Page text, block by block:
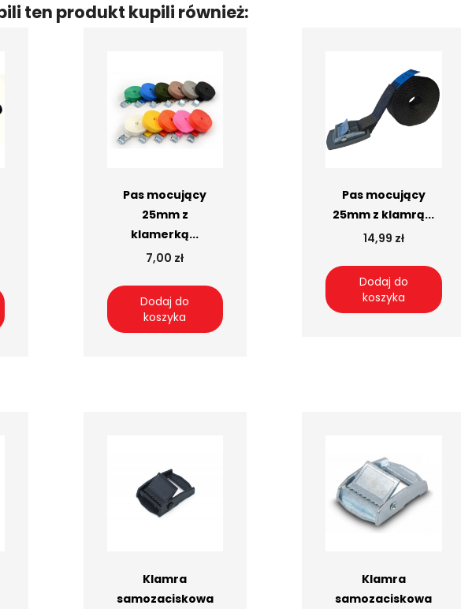
ten produkt kupili również:
Pas mocujący
25mm z
klamerką...
7,00 zł
Dodaj do
koszyka
Pas mocujący
25mm z klamrą...
14,99 zł
Dodaj do
koszyka
Klamra
samozaciskowa
Klamra
samozaciskowa